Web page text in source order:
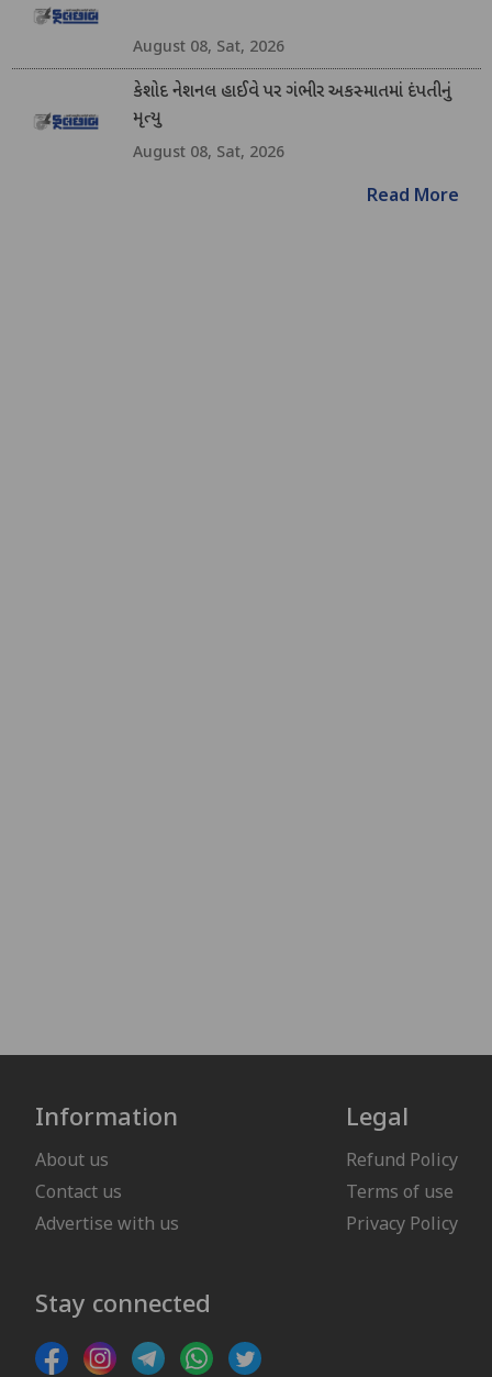
August 08, Sat, 2026
કેશોદ નેશનલ હાઈવે પર ગંભીર અકસ્માતમાં દંપતીનું
મૃત્યુ
August 08, Sat, 2026
Read More
Information
About us
Contact us
Advertise with us
Legal
Refund Policy
Terms of use
Privacy Policy
Stay connected